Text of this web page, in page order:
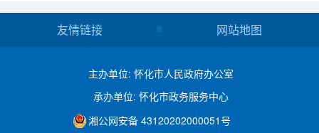
友情链接 网站地图
主办单位: 怀化市人民政府办公室
承办单位: 怀化市政务服务中心
湘公网安备 43120202000051号